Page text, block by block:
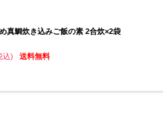
真鯛炊き込みご飯の素 2合炊×2袋
込)
送料無料